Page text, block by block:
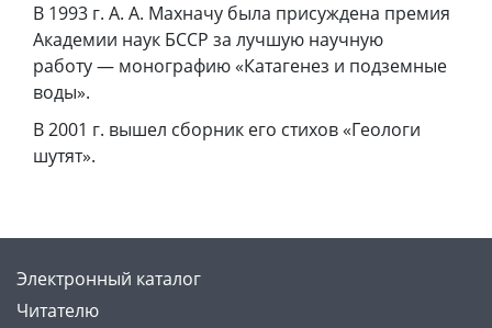
В 1993 г. А. А. Махначу была присуждена премия
Академии наук БССР за лучшую научную
работу — монографию «Катагенез и подземные
воды».
В 2001 г. вышел сборник его стихов «Геологи
шутят».
Электронный каталог
Читателю